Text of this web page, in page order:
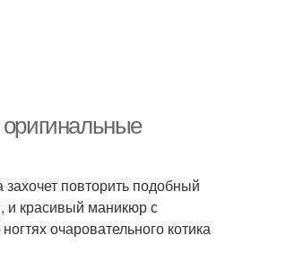
повторить подобный
и красивый маникюр с
очаровательного котика